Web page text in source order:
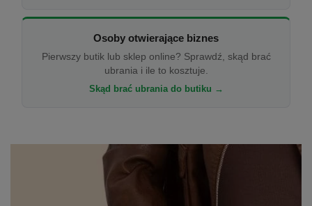
Osoby otwierające biznes
Pierwszy butik lub sklep online? Sprawdź, skąd brać
ubrania i ile to kosztuje.
Skąd brać ubrania do butiku →